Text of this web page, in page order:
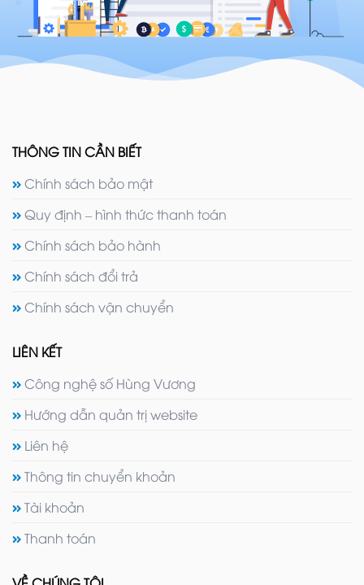
THÔNG TIN CẦN BIẾT
Chính sách bảo mật
Quy định – hình thức thanh toán
Chính sách bảo hành
Chính sách đổi trả
Chính sách vận chuyển
LIÊN KẾT
Công nghệ số Hùng Vương
Hướng dẫn quản trị website
Liên hệ
Thông tin chuyển khoản
Tài khoản
Thanh toán